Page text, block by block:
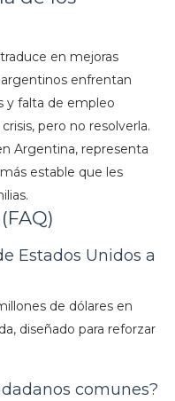
en mejoras
enfrentan
y falta de empleo
pero no resolverla.
Argentina, representa
estable que les
Estados Unidos a
de dólares en
diseñado para reforzar
comunes?